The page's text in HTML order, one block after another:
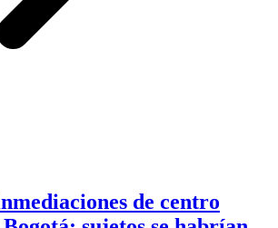
de centro